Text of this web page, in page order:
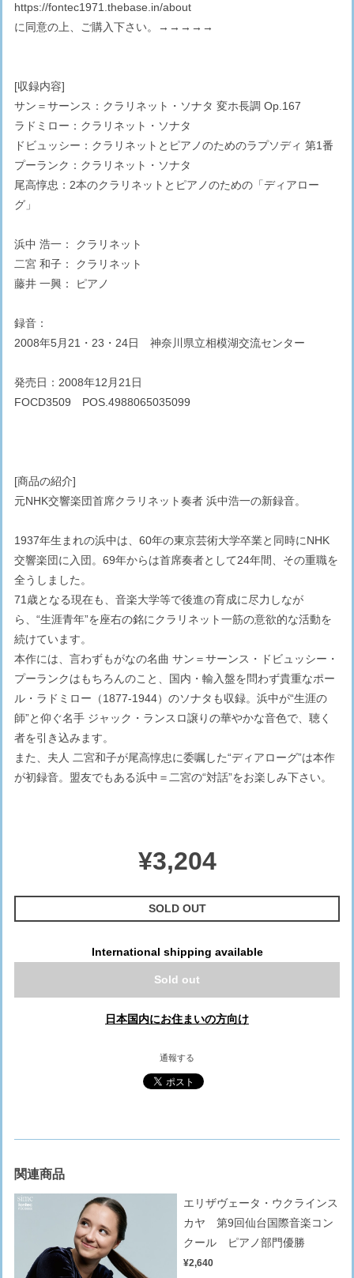
https://fontec1971.thebase.in/about
に同意の上、ご購入下さい。→→→→→
[収録内容]
サン＝サーンス：クラリネット・ソナタ 変ホ長調 Op.167
ラドミロー：クラリネット・ソナタ
ドビュッシー：クラリネットとピアノのためのラプソディ 第1番
プーランク：クラリネット・ソナタ
尾高惇忠：2本のクラリネットとピアノのための「ディアロー
グ」
浜中 浩一： クラリネット
二宮 和子： クラリネット
藤井 一興： ピアノ
録音：
2008年5月21・23・24日 神奈川県立相模湖交流センター
発売日：2008年12月21日
FOCD3509 POS.4988065035099
[商品の紹介]
元NHK交響楽団首席クラリネット奏者 浜中浩一の新録音。
1937年生まれの浜中は、60年の東京芸術大学卒業と同時にNHK
交響楽団に入団。69年からは首席奏者として24年間、その重職を
全うしました。
71歳となる現在も、音楽大学等で後進の育成に尽力しなが
ら、“生涯青年”を座右の銘にクラリネット一筋の意欲的な活動を
続けています。
本作には、言わずもがなの名曲 サン＝サーンス・ドビュッシー・
プーランクはもちろんのこと、国内・輸入盤を問わず貴重なポー
ル・ラドミロー（1877-1944）のソナタも収録。浜中が“生涯の
師”と仰ぐ名手 ジャック・ランスロ譲りの華やかな音色で、聴く
者を引き込みます。
また、夫人 二宮和子が尾高惇忠に委嘱した“ディアローグ”は本作
が初録音。盟友でもある浜中＝二宮の“対話”をお楽しみ下さい。
¥3,204
SOLD OUT
International shipping available
Sold out
日本国内にお住まいの方向け
通報する
関連商品
エリザヴェータ・ウクラインス
カヤ 第9回仙台国際音楽コン
クール ピアノ部門優勝
¥2,640